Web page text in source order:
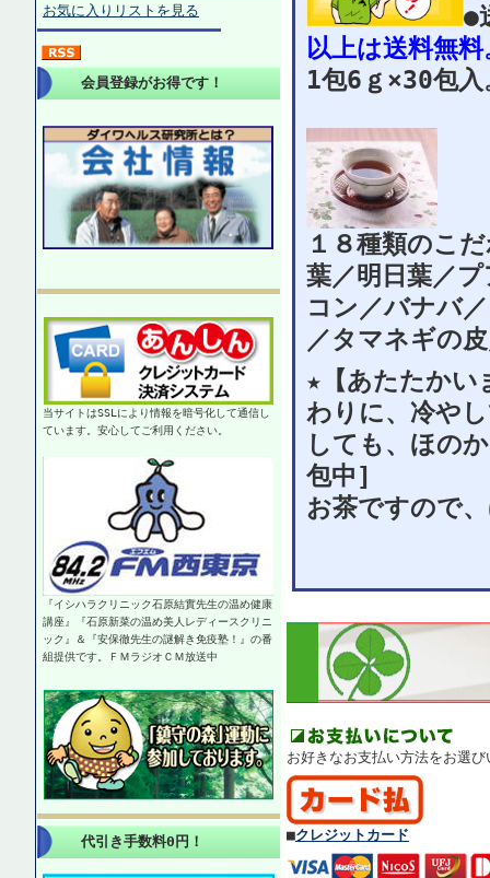
お気に入りリストを見る
会員登録がお得です！
当サイトはSSLにより情報を暗号化して通信し
ています。安心してご利用ください。
『イシハラクリニック石原結實先生の温め健康
講座』『石原新菜の温め美人レディースクリニ
ック』＆『安保徹先生の謎解き免疫塾！』の番
組提供です。ＦＭラジオＣＭ放送中
代引き手数料0円！
●
以上は送料無料
1包6ｇ×30包
１８種類のこ
葉／明日葉／
コン／バナバ
／タマネギの
★【あたたかい
わりに、冷や
しても、ほの
包中]
お茶ですので
お好きなお支払い方法をお選
■クレジットカード